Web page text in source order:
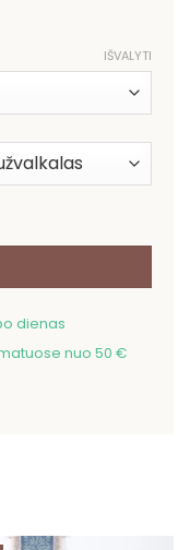
IŠVALYTI
užvalkalas Baroko
dienas
nuo 50 €